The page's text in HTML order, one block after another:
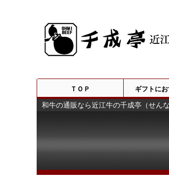
ＴＯＰ ギフトに
和牛の通販なら近江牛の千成亭（せん